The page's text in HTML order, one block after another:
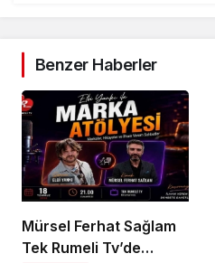
Benzer Haberler
Mürsel Ferhat Sağlam
Tek Rumeli Tv’de